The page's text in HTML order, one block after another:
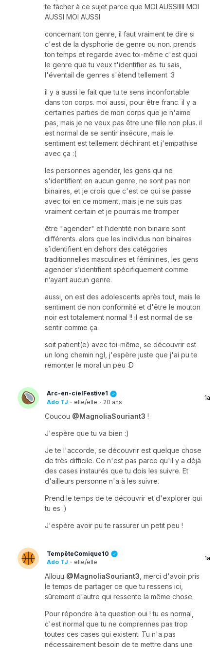
te fâcher à ce sujet parce que MOI AUSSIIIII MOI
AUSSI MOI AUSSI
concernant ton genre, il faut vraiment te dire si
c'est de la dysphorie de genre ou non. prends
ton temps et regarde avec toi-même c'est quoi
le genre que tu veux t'identifier as. tu sais,
l'éventail de genres s'étend tellement :3
il y a aussi le fait que tu te sens inconfortable
dans ton corps. moi aussi, pour être franc. il y a
certaines parties de mon corps que je n'aime
pas, mais je ne veux pas être une fille non plus. il
est normal de se sentir insécure, mais le
sentiment est tellement déchirant et j'empathise
avec ça :(
les personnes agender, les gens qui ne
s'identifient en aucun genre, ne sont pas non
binaires, et je crois que c'est ce qui se passe
avec toi en ce moment, mais je ne suis pas
vraiment certain et je pourrais me tromper
être "agender" et l’identité non binaire sont
différents. alors que les individus non binaires
s’identifient en dehors des catégories
traditionnelles masculines et féminines, les gens
agender s’identifient spécifiquement comme
n’ayant aucun genre.
aussi, on est des adolescents après tout, mais le
sentiment de non conformité et d'être le mouton
noir est totalement normal !! il est normal de se
sentir comme ça.
soit patient(e) avec toi-même, se découvrir est
un long chemin ngl, j'espère juste que j'ai pu te
remonter le moral un peu :D
Arc-en-cielFestive1
Ado TJ · elle/elle · 20 ans
1a
Coucou @MagnoliaSouriant3 !
J'espère que tu va bien :)
Je te l'accorde, se découvrir est quelque chose
de très difficile. Ce n'est pas parce qu'il y a déjà
des cases instaurés que tu dois les suivre. Et
d'ailleurs personne n'a à les suivre.
Prend le temps de te découvrir et d'explorer qui
tu es :)
J'espère avoir pu te rassurer un petit peu !
TempêteComique10
Ado TJ · elle/elle
1a
Allouu @MagnoliaSouriant3 , merci d'avoir pris
le temps de partager ce que tu ressens ici,
sûrement d'autre qui ressente la même chose.
Pour répondre à ta question oui ! tu es normal,
c'est normal que tu ne comprennes pas trop
toutes ces cases qui existent. Tu n'a pas
nécessairement besoin de te mettre dans une